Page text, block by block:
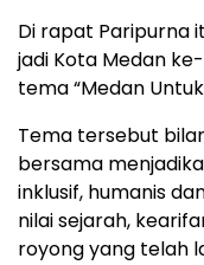
Di rapat Paripurna
jadi Kota Medan
tema “Medan
Tema tersebut
bersama
inklusif, humanis
nilai sejarah,
royong yang telah